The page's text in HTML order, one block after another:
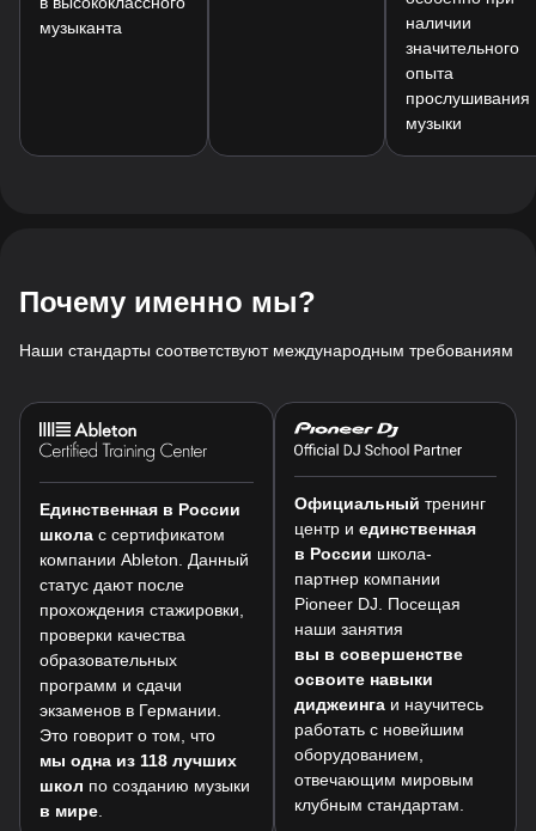
музыканта
наличии
значительного
опыта
прослушивания
музыки
Почему именно мы?
Наши стандарты соответствуют международным требованиям
Единственная в России
школа c сертификатом
компании Ableton. Данный
статус дают после
прохождения стажировки,
проверки качества
образовательных
программ и сдачи
экзаменов в Германии.
Это говорит о том, что
мы одна из 118 лучших
школ по созданию музыки
в мире
Официальный тренинг
центр иединственная
в России школа-
партнер компании
Pioneer DJ. Посещая
наши занятия
вы в совершенстве
освоите навыки
диджеинга и научитесь
работать с новейшим
оборудованием,
отвечающим мировым
клубным стандартам.